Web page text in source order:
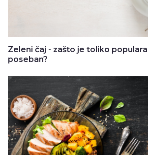
Zeleni čaj - zašto je toliko
poseban?